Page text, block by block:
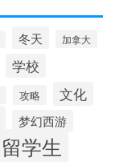
冬天 加拿大
学校
攻略 文化
梦幻西游
留学生